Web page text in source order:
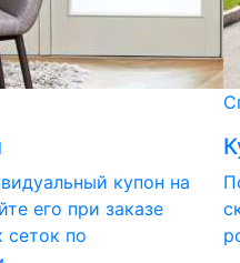
купон на
его при заказе
по